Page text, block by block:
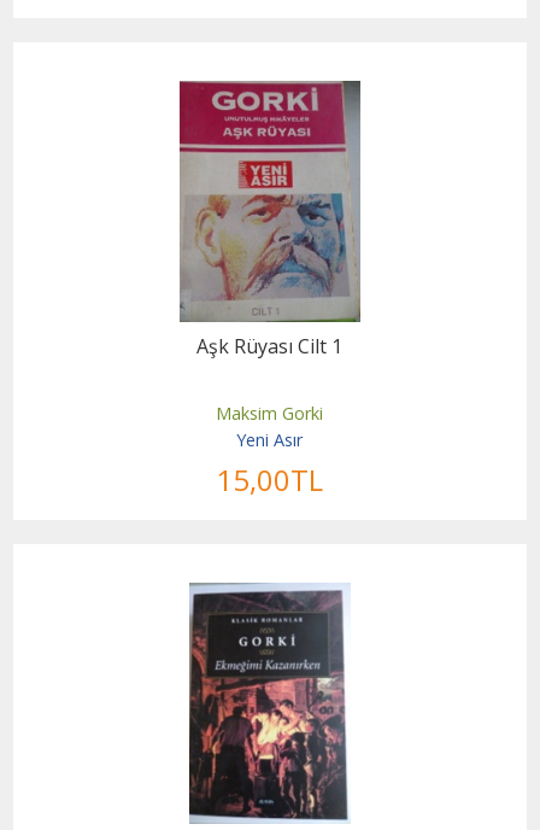
Aşk Rüyası Cilt 1
Maksim Gorki
Yeni Asır
15,00TL